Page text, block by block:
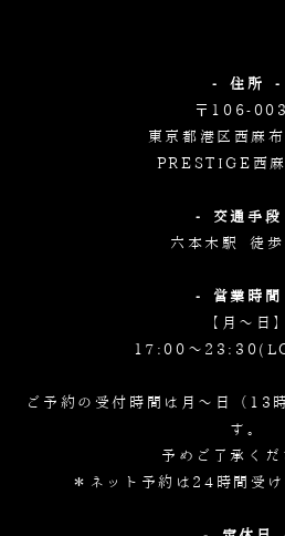
- 住所 -
〒106-
東京都港区西麻
PRESTIGE西
- 交通手
六本木駅 徒
- 営業時
【月～日】
17:00～
ご予約の受付時間は月～日（13
す。
予めご了承くだ
＊ネット予約は24時間受け